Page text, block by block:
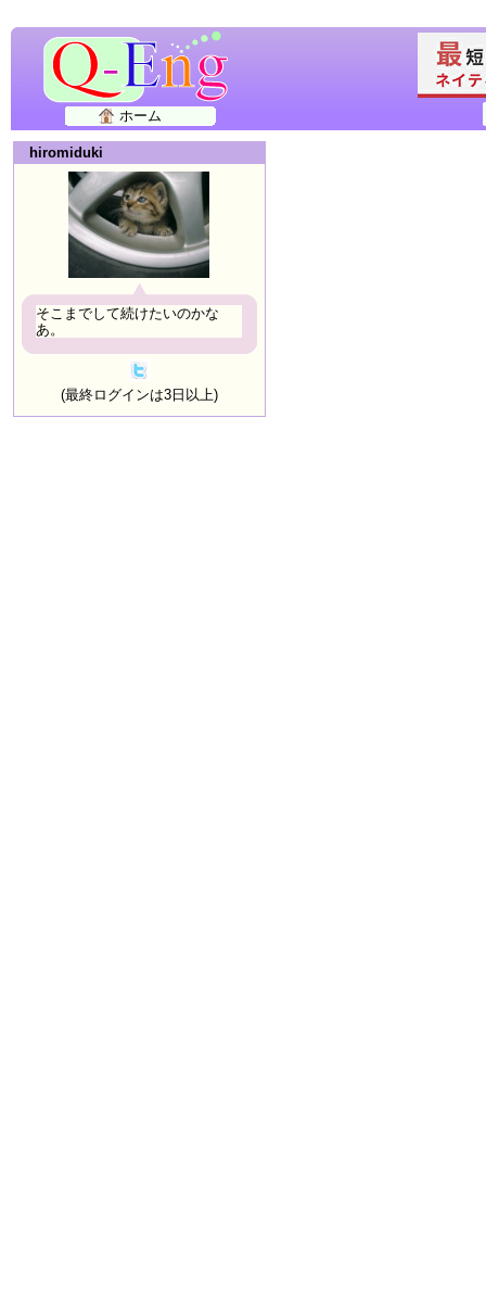
ホーム
hiromiduki
そこまでして続けたいのかな
あ。
(最終ログインは3日以上)